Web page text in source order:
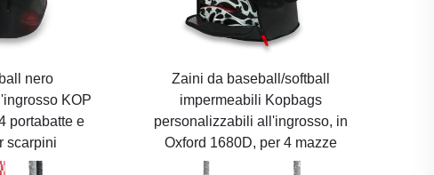
nero
KOP
portabatte e
scarpini
Zaini da baseball/softball
impermeabili Kopbags
personalizzabili all'ingrosso, in
Oxford 1680D, per 4 mazze